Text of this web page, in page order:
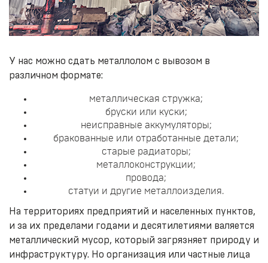
У нас можно сдать металлолом с вывозом в
различном формате:
металлическая стружка;
бруски или куски;
неисправные аккумуляторы;
бракованные или отработанные детали;
старые радиаторы;
металлоконструкции;
провода;
статуи и другие металлоизделия.
На территориях предприятий и населенных пунктов,
и за их пределами годами и десятилетиями валяется
металлический мусор, который загрязняет природу и
инфраструктуру. Но организация или частные лица